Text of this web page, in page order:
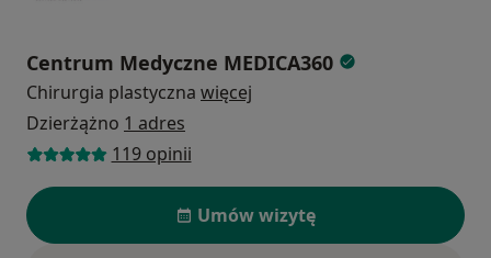
Centrum Medyczne MEDICA360
Chirurgia plastyczna więcej
Dzierżążno 1 adres
119 opinii
Umów wizytę